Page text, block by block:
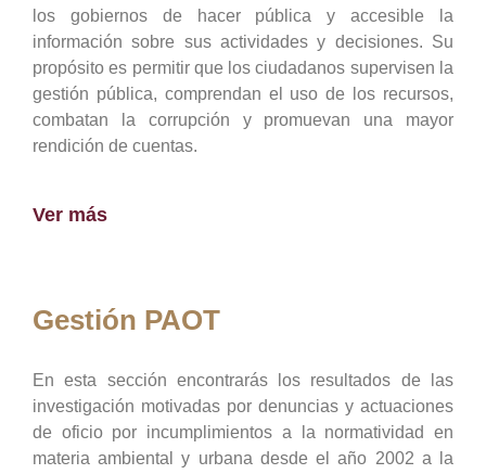
los gobiernos de hacer pública y accesible la
información sobre sus actividades y decisiones. Su
propósito es permitir que los ciudadanos supervisen la
gestión pública, comprendan el uso de los recursos,
combatan la corrupción y promuevan una mayor
rendición de cuentas.
Ver más
Gestión PAOT
En esta sección encontrarás los resultados de las
investigación motivadas por denuncias y actuaciones
de oficio por incumplimientos a la normatividad en
materia ambiental y urbana desde el año 2002 a la